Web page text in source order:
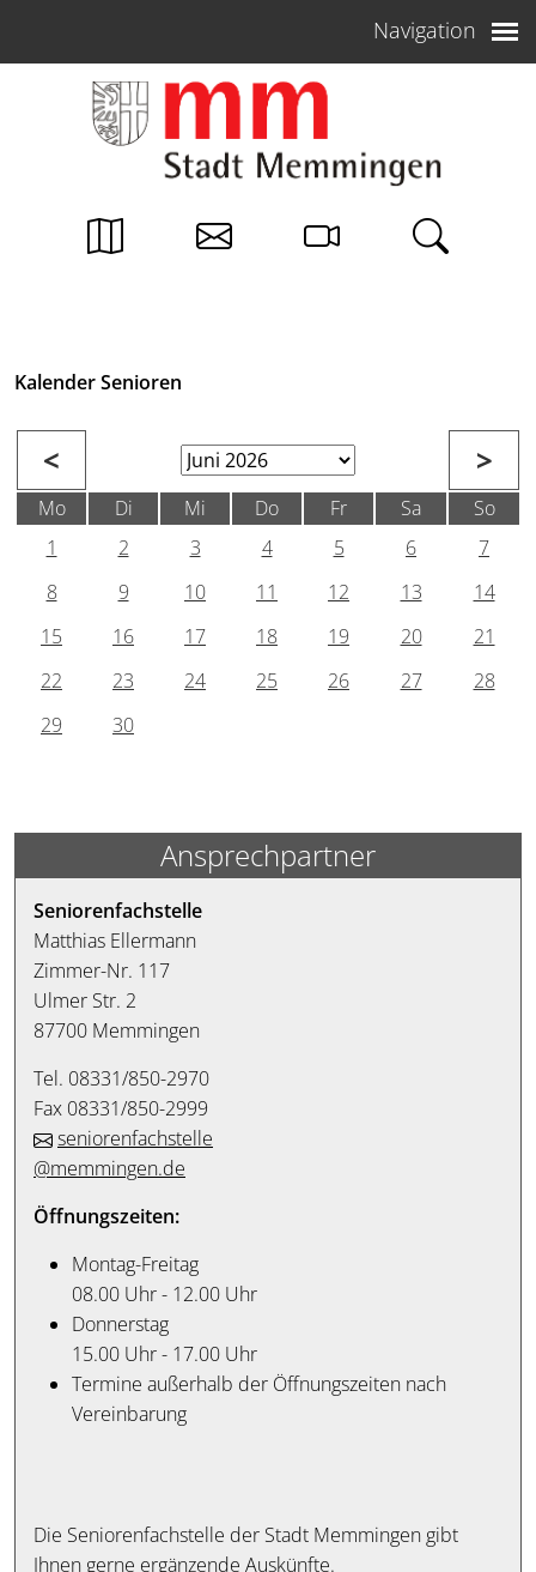
Navigation
Kalender Senioren
< >
Mo Di Mi Do Fr Sa
So
1
2 3 4 5 6
7
8
9 10 11 12 13
14
15
16 17 18 19 20
21
22
23 24 25 26 27
28
29
30
Ansprechpartner
Seniorenfachstelle
Matthias Ellermann
Zimmer-Nr. 117
Ulmer Str. 2
87700 Memmingen
Tel. 08331/850-2970
Fax 08331/850-2999
seniorenfachstelle
@memmingen.de
Öffnungszeiten:
Montag-Freitag
08.00 Uhr - 12.00 Uhr
Donnerstag
15.00 Uhr - 17.00 Uhr
Termine außerhalb der Öffnungszeiten nach
Vereinbarung
Die Seniorenfachstelle der Stadt Memmingen gibt
Ihnen gerne ergänzende Auskünfte.